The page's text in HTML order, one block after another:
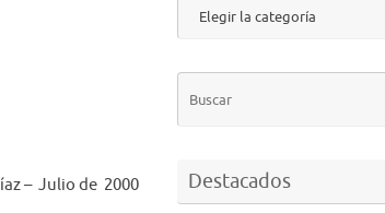
– Julio de 2000 Destacados